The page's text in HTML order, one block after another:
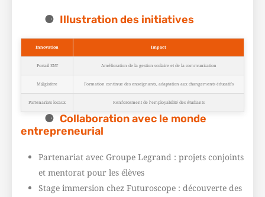
Illustration des initiatives
Innovation Impact
Portail ENT Amélioration de la gestion scolaire et de la communication
M@gistère Formation continue des enseignants, adaptation aux changements éducatifs
Partenariats locaux Renforcement de l’employabilité des étudiants
Collaboration avec le monde
entrepreneurial
Partenariat avec Groupe Legrand : projets conjoints
et mentorat pour les élèves
Stage immersion chez Futuroscope : découverte des